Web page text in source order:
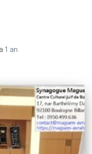
1 an